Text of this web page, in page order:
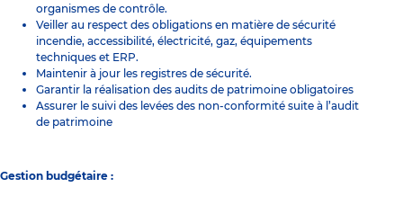
organismes de contrôle.
Veiller au respect des obligations en matière de sécurité
incendie, accessibilité, électricité, gaz, équipements
techniques et ERP.
Maintenir à jour les registres de sécurité.
Garantir la réalisation des audits de patrimoine obligatoires
Assurer le suivi des levées des non-conformité suite à l’audit
de patrimoine
Gestion budgétaire :